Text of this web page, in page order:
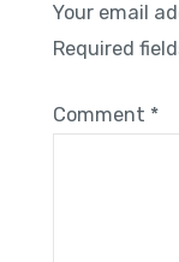
Your email
Required
Comment *